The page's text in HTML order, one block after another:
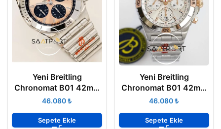
Yeni Breitling
Chronomat B01 42mm
Pembe Kadran Çelik
₺
Sepete Ekle
Yeni Breitling
Chronomat B01 42mm
Gümüş Kadran Çelik
₺
Sepete Ekle